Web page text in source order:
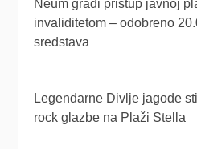
Neum gradi pristup javnoj
invaliditetom – odobreno
sredstava
Legendarne Divlje jagode
rock glazbe na Plaži Stella